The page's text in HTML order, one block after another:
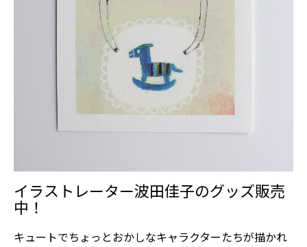
イラストレーター波田佳子のグッズ販売
中！
キュートでちょっとおかしなキャラクターたちが描かれ